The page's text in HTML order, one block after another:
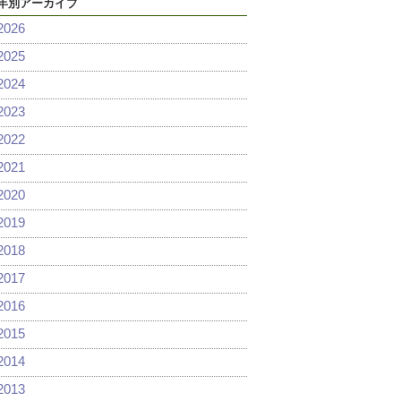
別アーカイブ